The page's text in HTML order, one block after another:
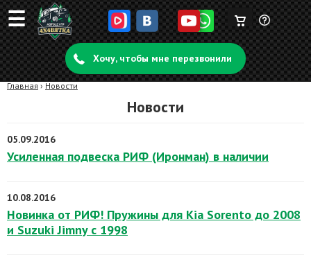
☰ Задать
вопрос
Корзина
пуста
Хочу, чтобы мне перезвонили
Главная › Новости
Новости
05.09.2016
Усиленная подвеска РИФ (Иронман) в наличии
10.08.2016
Новинка от РИФ! Пружины для Kia Sorento до 2008
и Suzuki Jimny с 1998